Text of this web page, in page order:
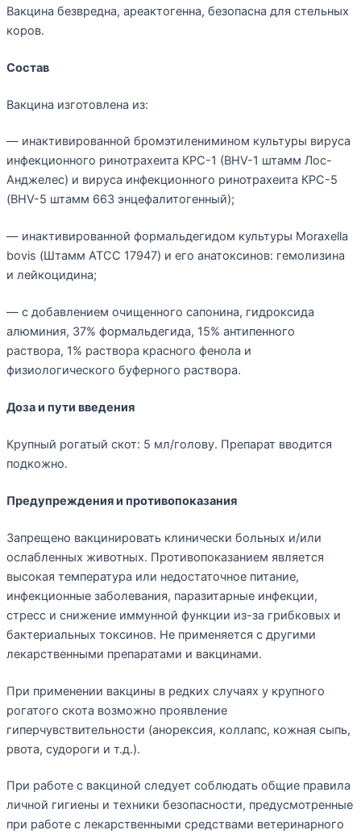
Вакцина безвредна, ареактогенна, безопасна для стельных
коров.
Состав
Вакцина изготовлена из:
— инактивированной бромэтиленимином культуры вируса
инфекционного ринотрахеита КРС-1 (BHV-1 штамм Лос-
Анджелес) и вируса инфекционного ринотрахеита КРС-5
(BHV-5 штамм 663 энцефалитогенный);
— инактивированной формальдегидом культуры Moraxella
bovis (Штамм АТСС 17947) и его анатоксинов: гемолизина
и лейкоцидина;
— с добавлением очищенного сапонина, гидроксида
алюминия, 37% формальдегида, 15% антипенного
раствора, 1% раствора красного фенола и
физиологического буферного раствора.
Доза и пути введения
Крупный рогатый скот: 5 мл/голову. Препарат вводится
подкожно.
Предупреждения и противопоказания
Запрещено вакцинировать клинически больных и/или
ослабленных животных. Противопоказанием является
высокая температура или недостаточное питание,
инфекционные заболевания, паразитарные инфекции,
стресс и снижение иммунной функции из-за грибковых и
бактериальных токсинов. Не применяется с другими
лекарственными препаратами и вакцинами.
При применении вакцины в редких случаях у крупного
рогатого скота возможно проявление
гиперчувствительности (анорексия, коллапс, кожная сыпь,
рвота, судороги и т.д.).
При работе с вакциной следует соблюдать общие правила
личной гигиены и техники безопасности, предусмотренные
при работе с лекарственными средствами ветеринарного